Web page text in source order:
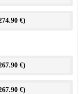
€)
€)
€)